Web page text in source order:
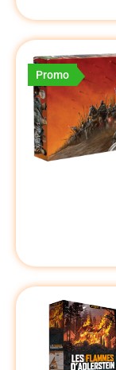
Promo